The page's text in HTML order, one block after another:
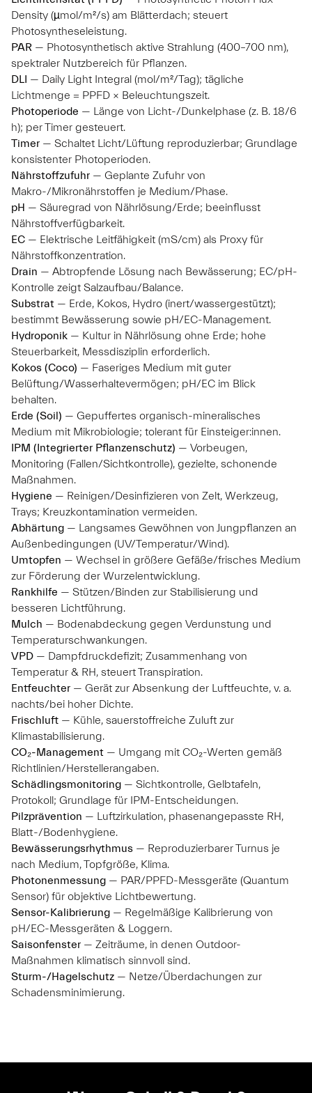
Density (µmol/m²/s) am Blätterdach; steuert
Photosyntheseleistung.
PAR — Photosynthetisch aktive Strahlung (400–700 nm),
spektraler Nutzbereich für Pflanzen.
DLI — Daily Light Integral (mol/m²/Tag); tägliche
Lichtmenge = PPFD × Beleuchtungszeit.
Photoperiode — Länge von Licht-/Dunkelphase (z. B. 18/6
h); per Timer gesteuert.
Timer — Schaltet Licht/Lüftung reproduzierbar; Grundlage
konsistenter Photoperioden.
Nährstoffzufuhr — Geplante Zufuhr von
Makro-/Mikronährstoffen je Medium/Phase.
pH — Säuregrad von Nährlösung/Erde; beeinflusst
Nährstoffverfügbarkeit.
EC — Elektrische Leitfähigkeit (mS/cm) als Proxy für
Nährstoffkonzentration.
Drain — Abtropfende Lösung nach Bewässerung; EC/pH-
Kontrolle zeigt Salzaufbau/Balance.
Substrat — Erde, Kokos, Hydro (inert/wassergestützt);
bestimmt Bewässerung sowie pH/EC-Management.
Hydroponik — Kultur in Nährlösung ohne Erde; hohe
Steuerbarkeit, Messdisziplin erforderlich.
Kokos (Coco) — Faseriges Medium mit guter
Belüftung/Wasserhaltevermögen; pH/EC im Blick
behalten.
Erde (Soil) — Gepuffertes organisch-mineralisches
Medium mit Mikrobiologie; tolerant für Einsteiger:innen.
IPM (Integrierter Pflanzenschutz) — Vorbeugen,
Monitoring (Fallen/Sichtkontrolle), gezielte, schonende
Maßnahmen.
Hygiene — Reinigen/Desinfizieren von Zelt, Werkzeug,
Trays; Kreuzkontamination vermeiden.
Abhärtung — Langsames Gewöhnen von Jungpflanzen an
Außenbedingungen (UV/Temperatur/Wind).
Umtopfen — Wechsel in größere Gefäße/frisches Medium
zur Förderung der Wurzelentwicklung.
Rankhilfe — Stützen/Binden zur Stabilisierung und
besseren Lichtführung.
Mulch — Bodenabdeckung gegen Verdunstung und
Temperaturschwankungen.
VPD — Dampfdruckdefizit; Zusammenhang von
Temperatur & RH, steuert Transpiration.
Entfeuchter — Gerät zur Absenkung der Luftfeuchte, v. a.
nachts/bei hoher Dichte.
Frischluft — Kühle, sauerstoffreiche Zuluft zur
Klimastabilisierung.
CO₂-Management — Umgang mit CO₂-Werten gemäß
Richtlinien/Herstellerangaben.
Schädlingsmonitoring — Sichtkontrolle, Gelbtafeln,
Protokoll; Grundlage für IPM-Entscheidungen.
Pilzprävention — Luftzirkulation, phasenangepasste RH,
Blatt-/Bodenhygiene.
Bewässerungsrhythmus — Reproduzierbarer Turnus je
nach Medium, Topfgröße, Klima.
Photonenmessung — PAR/PPFD-Messgeräte (Quantum
Sensor) für objektive Lichtbewertung.
Sensor-Kalibrierung — Regelmäßige Kalibrierung von
pH/EC-Messgeräten & Loggern.
Saisonfenster — Zeiträume, in denen Outdoor-
Maßnahmen klimatisch sinnvoll sind.
Sturm-/Hagelschutz — Netze/Überdachungen zur
Schadensminimierung.